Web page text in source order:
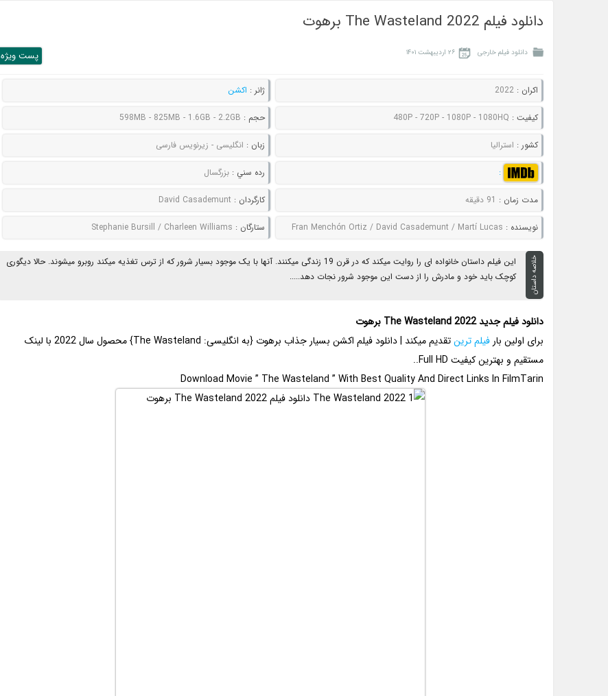
دانلود فیلم The Wasteland 2022 برهوت
دانلود فیلم خارجی ۲۶ اردیبهشت ۱۴۰۱ پست ويژه
اکران :2022 ژانر : اکشن
کيفيت : 480P - 720P - 1080P - 1080HQ حجم : 598MB - 825MB - 1.6GB - 2.2GB
کشور : استرالیا زبان : انگلیسی - زیرنویس فارسی
: رده سني :بزرگسال
مدت زمان : 91 دقیقه کارگردان : David Casademunt
نويسنده : Fran Menchón Ortiz / David Casademunt / Martí Lucas ستارگان : Stephanie Bursill / Charleen Williams
خلاصه داستان
این فیلم داستان خانواده ای را روایت میکند که در قرن 19 زندگی میکنند. آنها با یک موجود بسیار شرور که از ترس تغذیه میکند روبرو میشوند. حالا دیگوری
کوچک باید خود و مادرش را از دست این موجود شرور نجات دهد.....
دانلود فیلم جدید The Wasteland 2022 برهوت
برای اولین بارفیلم ترین
تقدیم میکند | دانلود فیلم اکشن بسیار جذاب برهوت {به انگلیسی: The Wasteland} محصول سال 2022 با لینک
مستقیم و بهترین کیفیت Full HD..
Download Movie ” The Wasteland ” With Best Quality And Direct Links In FilmTarin